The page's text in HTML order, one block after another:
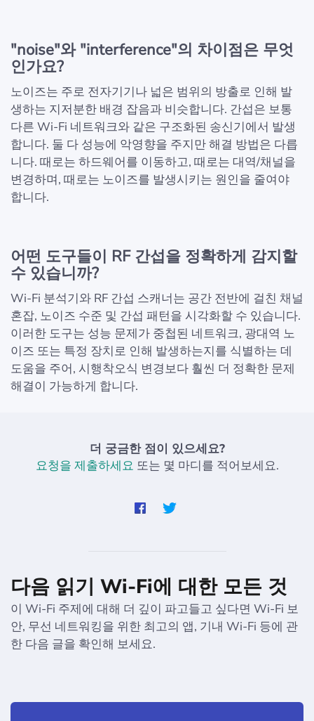
"noise"와 "interference"의 차이점은 무엇
인가요?
노이즈는 주로 전자기기나 넓은 범위의 방출로 인해 발
생하는 지저분한 배경 잡음과 비슷합니다. 간섭은 보통
다른 Wi-Fi 네트워크와 같은 구조화된 송신기에서 발생
합니다. 둘 다 성능에 악영향을 주지만 해결 방법은 다릅
니다. 때로는 하드웨어를 이동하고, 때로는 대역/채널을
변경하며, 때로는 노이즈를 발생시키는 원인을 줄여야
합니다.
어떤 도구들이 RF 간섭을 정확하게 감지할
수 있습니까?
Wi-Fi 분석기와 RF 간섭 스캐너는 공간 전반에 걸친 채널
혼잡, 노이즈 수준 및 간섭 패턴을 시각화할 수 있습니다.
이러한 도구는 성능 문제가 중첩된 네트워크, 광대역 노
이즈 또는 특정 장치로 인해 발생하는지를 식별하는 데
도움을 주어, 시행착오식 변경보다 훨씬 더 정확한 문제
해결이 가능하게 합니다.
더 궁금한 점이 있으세요?
요청을 제출하세요 또는 몇 마디를 적어보세요.
다음 읽기 Wi-Fi에 대한 모든 것
이 Wi-Fi 주제에 대해 더 깊이 파고들고 싶다면 Wi-Fi 보
안, 무선 네트워킹을 위한 최고의 앱, 기내 Wi-Fi 등에 관
한 다음 글을 확인해 보세요.